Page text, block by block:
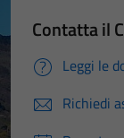
Contatta il
Leggi le
Richiedi